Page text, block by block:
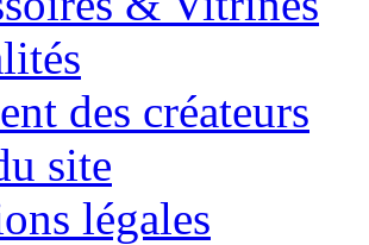
des créateurs
site
légales